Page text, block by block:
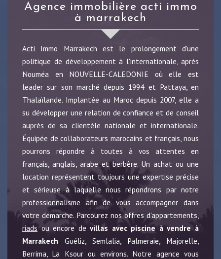
agence immobilière acti immo
à marrakech
Acti Immo Marrakech est le prolongement d'une
politique de développement à l'internationale, après
Nouméa en NOUVELLE-CALEDONIE où elle est
leader sur son marché depuis 1994 et Pattaya, en
Thalaïlande. Implantée au Maroc depuis 2007, elle a
su développer une relation de confiance et de conseil
auprès de sa clientèle nationale et internationale.
Équipée de collaborateurs marocains et français, nous
pourrons répondre à toutes à vos attentes en
français, anglais, arabe et berbère. Un achat ou une
location représentent toujours une expertise précise
et sérieuse à laquelle nous répondrons par notre
professionnalisme afin de vous accompagner dans
votre démarche. Parcourez nos offres d'appartements,
riads ou encore devillas avec piscine à vendre à
Marrakech Guéliz, Semlalia, Palmeraie, Majorelle,
Berrima, La Ksour ou environs. Notre agence vous